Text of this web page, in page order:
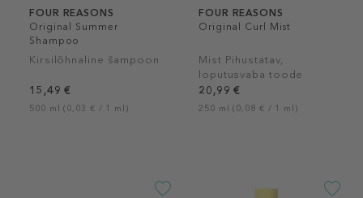
FOUR REASONS
Original Summer
Shampoo
Kirsilõhnaline šampoon
15,49 €
500 ml (0,03 € / 1 ml)
FOUR REASONS
Original Curl Mist
Mist Pihustatav,
loputusvaba toode
lainelistele
20,99 €
250 ml (0,08 € / 1 ml)